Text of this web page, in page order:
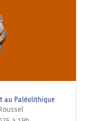
au Paléolithique